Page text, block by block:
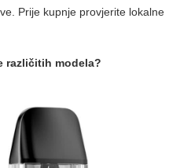
Prije kupnje provjerite lokalne
različitih modela?